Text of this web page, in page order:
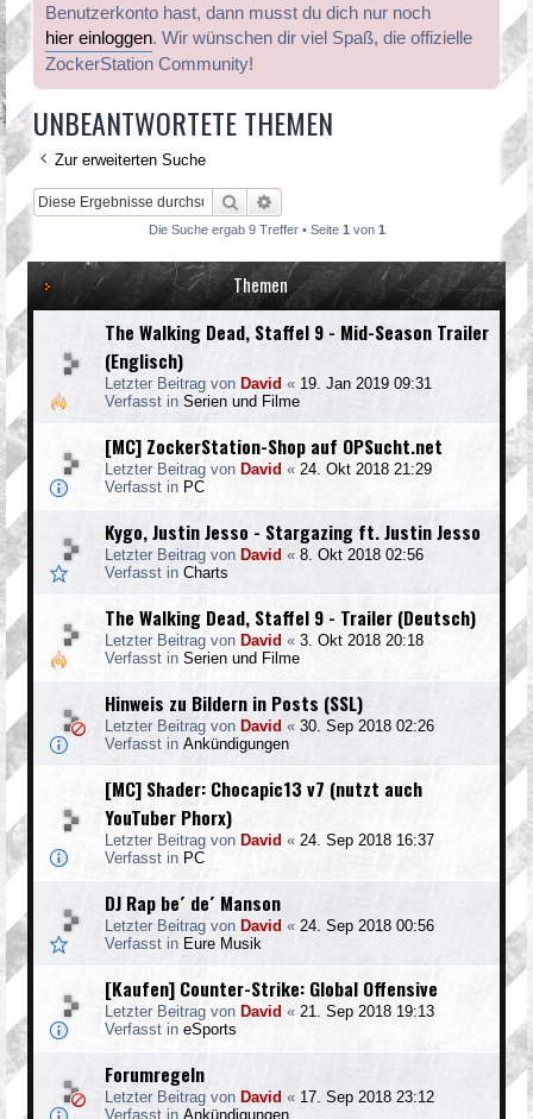
Benutzerkonto hast, dann musst du dich nur noch
hier einloggen. Wir wünschen dir viel Spaß, die offizielle
ZockerStation Community!
UNBEANTWORTETE THEMEN
Zur erweiterten Suche
Suche
Die Suche ergab 9 Treffer • Seite 1 von 1
Themen
The Walking Dead, Staffel 9 - Mid-Season Trailer
(Englisch)
Letzter Beitrag von David « 19. Jan 2019 09:31
Verfasst in Serien und Filme
[MC] ZockerStation-Shop auf OPSucht.net
Letzter Beitrag von David « 24. Okt 2018 21:29
Verfasst in PC
Kygo, Justin Jesso - Stargazing ft. Justin Jesso
Letzter Beitrag von David « 8. Okt 2018 02:56
Verfasst in Charts
The Walking Dead, Staffel 9 - Trailer (Deutsch)
Letzter Beitrag von David « 3. Okt 2018 20:18
Verfasst in Serien und Filme
Hinweis zu Bildern in Posts (SSL)
Letzter Beitrag von David « 30. Sep 2018 02:26
Verfasst in Ankündigungen
[MC] Shader: Chocapic13 v7 (nutzt auch
YouTuber Phorx)
Letzter Beitrag von David « 24. Sep 2018 16:37
Verfasst in PC
DJ Rap be´ de´ Manson
Letzter Beitrag von David « 24. Sep 2018 00:56
Verfasst in Eure Musik
[Kaufen] Counter-Strike: Global Offensive
Letzter Beitrag von David « 21. Sep 2018 19:13
Verfasst in eSports
Forumregeln
Letzter Beitrag von David « 17. Sep 2018 23:12
Verfasst in Ankündigungen